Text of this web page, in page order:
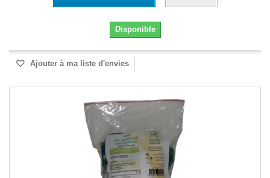
Disponible
Ajouter à ma liste d'envies